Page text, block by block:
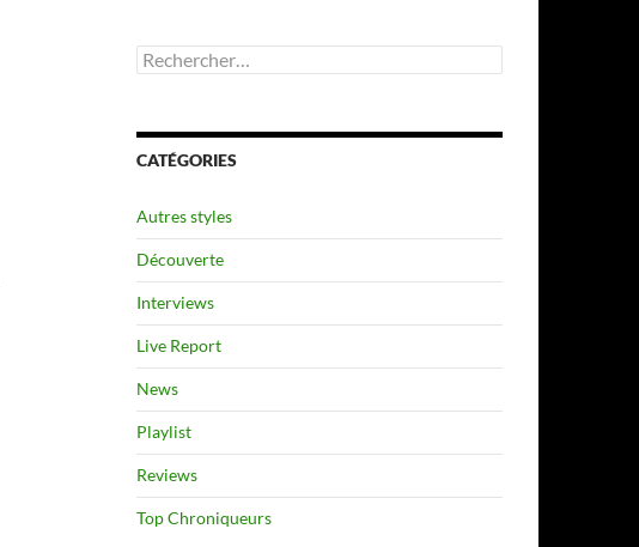
Rechercher :
CATÉGORIES
Autres styles
Découverte
Interviews
Live Report
News
Playlist
Reviews
Top Chroniqueurs